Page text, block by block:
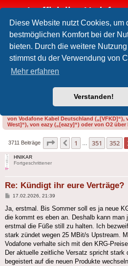
Diese Website nutzt Cookies, um
bestmöglichen Komfort bei der
bieten. Durch die weitere
stimmst du der Verwendung von
Mehr erfahren
Verstanden!
Inoffizielles
FAQ
Foren-Übersicht Internet und Telefon über
Kündigt ihr eure Verträge?
Bitte gib bei der Erstellung eines Threads im
von Vodafone Kabel Deutschland („[VFKD]“),
West]“), von eazy („[eazy]“) oder von O2
3711 Beiträge Seite 353 von372
Vorherige
1 351 352
HNIKAR
Fortgeschrittener
Re: Kündigt ihr eure Verträge?
Beitrag
17.02.2026, 21:39
Ja, erstmal. Bis Sommer soll es ja neue
die kommt es eben an. Deshalb kann man
erstmal die Füße still zu halten. Ich
stark zündet wegen 25 MBit/s Upstream.
Vodafone verhalte sich mit den KRG-
Der aktuelle zeitliche Versatz spricht stark
begeistert auf die neuen Produkte